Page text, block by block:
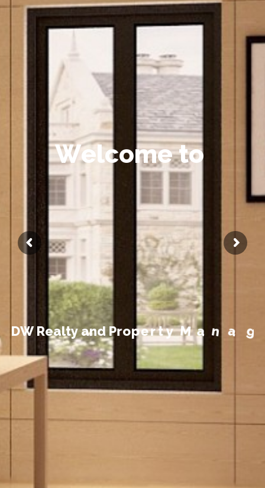
Welcome to
DW Realtyand PropertyManage me nt